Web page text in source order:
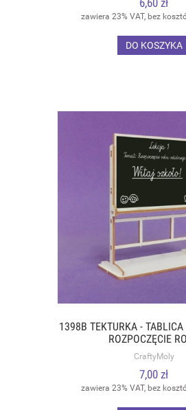
6,60 zł
zawiera 23% VAT, bez
DO KOSZYKA
1398B TEKTURKA -
ROZPOCZĘCIE
CraftyMoly
7,00 zł
zawiera 23% VAT, bez